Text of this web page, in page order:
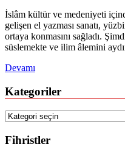
İslâm kültür ve medeniyeti
gelişen el yazması sanatı,
ortaya konmasını sağladı.
süslemekte ve ilim âlemini
Devamı
Kategoriler
Kategoriler
Fihristler